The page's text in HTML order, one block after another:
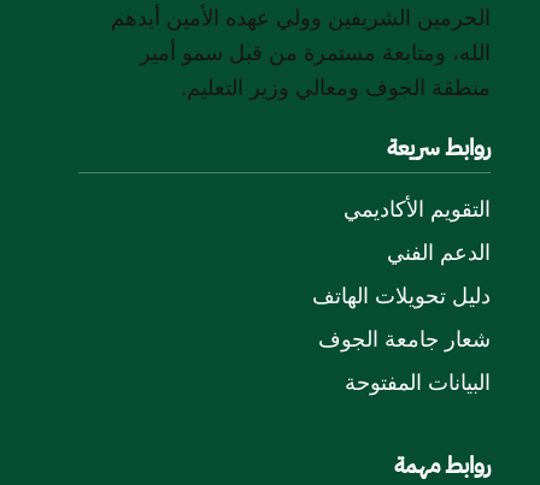
الحرمين الشريفين وولي عهده الأمين أيدهم
الله، ومتابعة مستمرة من قبل سمو أمير
منطقة الجوف ومعالي وزير التعليم.
روابط سريعة
التقويم الأكاديمي
الدعم الفني
دليل تحويلات الهاتف
شعار جامعة الجوف
البيانات المفتوحة
روابط مهمة